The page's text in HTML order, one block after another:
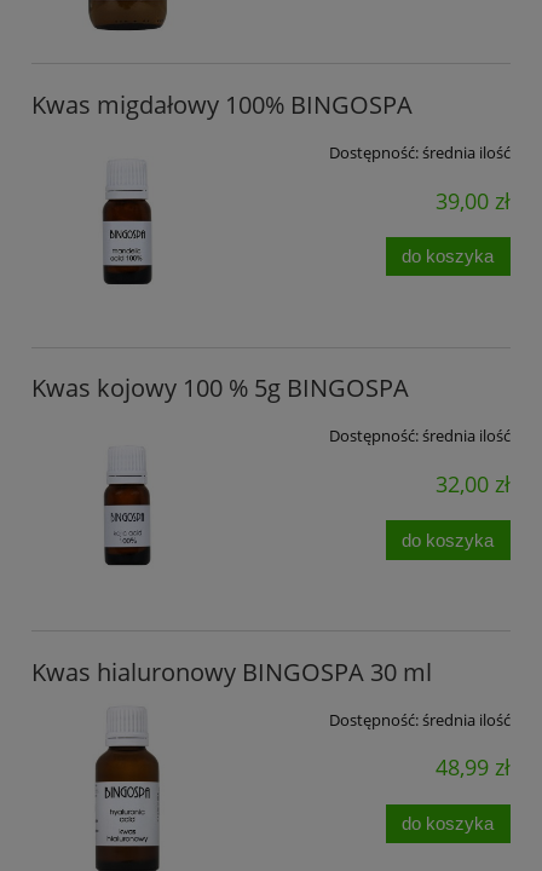
Kwas migdałowy 100% BINGOSPA
Dostępność:średnia ilość
39,00 zł
do koszyka
Kwas kojowy 100 % 5g BINGOSPA
Dostępność:średnia ilość
32,00 zł
do koszyka
Kwas hialuronowy BINGOSPA 30 ml
Dostępność:średnia ilość
48,99 zł
do koszyka